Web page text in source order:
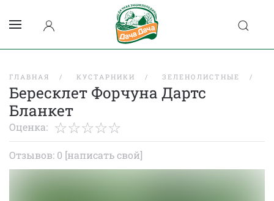
ГЛАВНАЯ КУСТАРНИКИ ЗЕЛЕНОЛИСТНЫЕ
Бересклет Форчуна Дартс
Бланкет
Оценка:
Отзывов: 0 [написать свой]